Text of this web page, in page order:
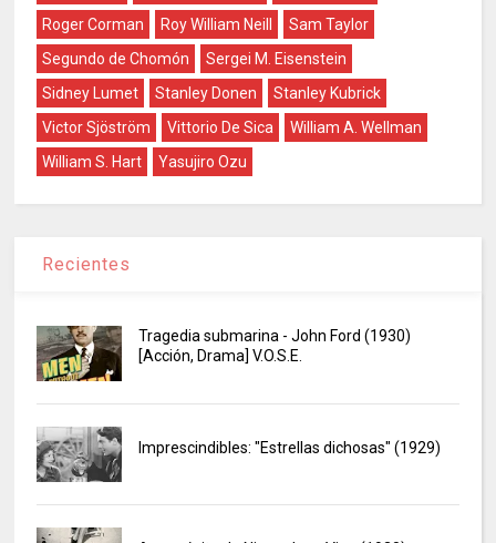
Roger Corman
Roy William Neill
Sam Taylor
Segundo de Chomón
Sergei M. Eisenstein
Sidney Lumet
Stanley Donen
Stanley Kubrick
Victor Sjöström
Vittorio De Sica
William A. Wellman
William S. Hart
Yasujiro Ozu
Recientes
Tragedia submarina - John Ford (1930)
[Acción, Drama] V.O.S.E.
Imprescindibles: "Estrellas dichosas" (1929)